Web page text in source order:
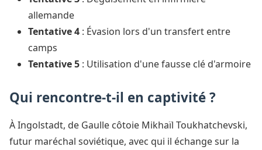
allemande
Tentative 4 : Évasion lors d'un transfert entre
camps
Tentative 5 : Utilisation d'une fausse clé d'armoire
Qui rencontre-t-il en captivité ?
À Ingolstadt, de Gaulle côtoie Mikhaïl Toukhatchevski,
futur maréchal soviétique, avec qui il échange sur la